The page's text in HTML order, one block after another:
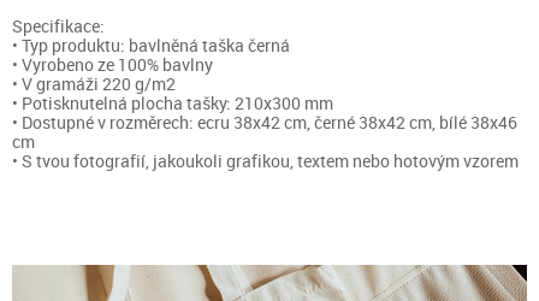
Specifikace:
• Typ produktu: bavlněná taška černá
• Vyrobeno ze 100% bavlny
• V gramáži 220 g/m2
• Potisknutelná plocha tašky: 210x300 mm
• Dostupné v rozměrech: ecru 38x42 cm, černé 38x42 cm, bílé 38x46
cm
• S tvou fotografií, jakoukoli grafikou, textem nebo hotovým vzorem